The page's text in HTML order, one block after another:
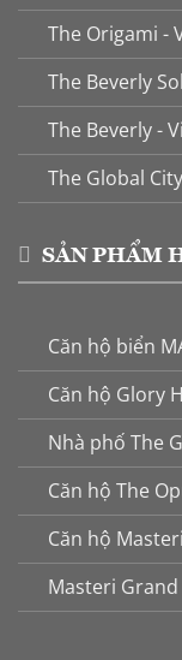
The Origami -
The Beverly
The Beverly -
The Global
SẢN PHẨM
Căn hộ biển
Căn hộ Glory
Nhà phố The
Căn hộ The
Căn hộ
Masteri Grand